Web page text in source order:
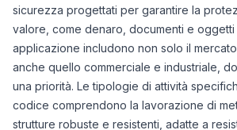
sicurezza progettati per garantire la
valore, come denaro, documenti e oggetti
applicazione includono non solo il
anche quello commerciale e industriale,
una priorità. Le tipologie di attività
codice comprendono la lavorazione di
strutture robuste e resistenti, adatte a